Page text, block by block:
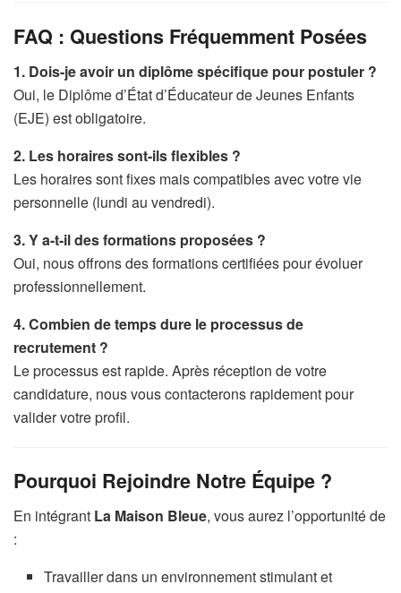
FAQ : Questions Fréquemment Posées
1. Dois-je avoir un diplôme spécifique pour postuler ?
Oui, le Diplôme d’État d’Éducateur de Jeunes Enfants
(EJE) est obligatoire.
2. Les horaires sont-ils flexibles ?
Les horaires sont fixes mais compatibles avec votre vie
personnelle (lundi au vendredi).
3. Y a-t-il des formations proposées ?
Oui, nous offrons des formations certifiées pour évoluer
professionnellement.
4. Combien de temps dure le processus de
recrutement ?
Le processus est rapide. Après réception de votre
candidature, nous vous contacterons rapidement pour
valider votre profil.
Pourquoi Rejoindre Notre Équipe ?
En intégrant La Maison Bleue, vous aurez l’opportunité de
:
Travailler dans un environnement stimulant et